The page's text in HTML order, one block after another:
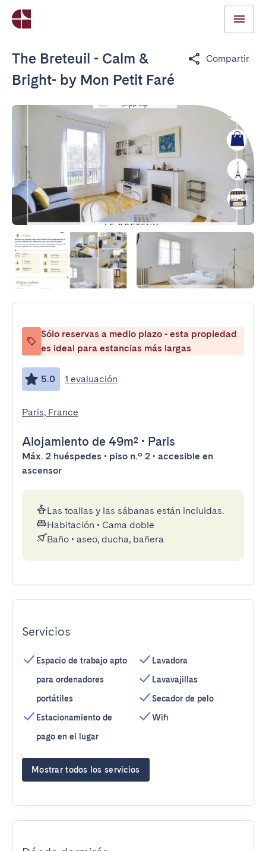
The Breteuil - Calm &
Bright- by Mon Petit Faré
Compartir
Sólo reservas a medio plazo - esta propiedad
es ideal para estancias más largas
5.0 1 evaluación
Paris, France
Alojamiento de 49m² • Paris
Máx. 2 huéspedes • piso n.º 2 • accesible en
ascensor
Las toallas y las sábanas están incluidas.
Habitación • Cama doble
Baño • aseo, ducha, bañera
Servicios
Espacio de trabajo apto
para ordenadores
portátiles
Estacionamiento de
pago en el lugar
Lavadora
Lavavajillas
Secador de pelo
Wifi
Mostrar todos los servicios